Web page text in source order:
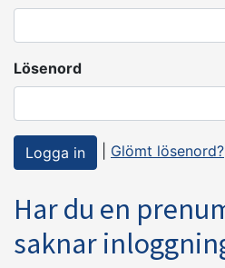
Lösenord
Glömt lösenord?
Har du en
saknar